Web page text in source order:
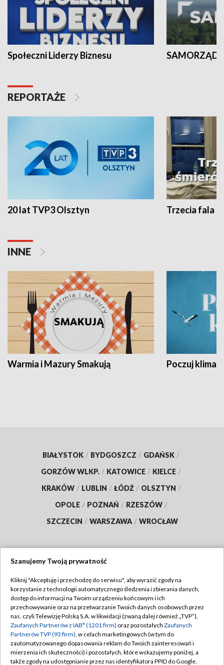
Społeczni Liderzy Biznesu SAMORZĄD
REPORTAŻE
20 lat TVP3 Olsztyn Trzecia fala -
INNE
Warmia i Mazury Smakują Poczuj klimat
BIAŁYSTOK / BYDGOSZCZ / GDAŃSK /
GORZÓW WLKP. / KATOWICE / KIELCE /
KRAKÓW / LUBLIN / ŁÓDŹ / OLSZTYN /
OPOLE / POZNAŃ / RZESZÓW /
SZCZECIN / WARSZAWA / WROCŁAW
TVP
Abonament TVP
Emisja w TVP
Centrum informacji TVP
Naziemna Telewizja Cyfrowa
Regulamin TVP
Polityka prywatności
Moje zgody
Pomoc
Szanujemy Twoją prywatność
Kliknij "Akceptuję i przechodzę do serwisu", aby wyrazić zgody na
korzystanie z technologii automatycznego śledzenia i zbierania danych,
dostęp do informacji na Twoim urządzeniu końcowym i ich
przechowywanie oraz na przetwarzanie Twoich danych osobowych przez
nas, czyli Telewizję Polską S.A. w likwidacji (zwaną dalej również „TVP”),
Zaufanych Partnerów z IAB* (1201 firm) oraz pozostałych Zaufanych
Partnerów TVP (93 firm), w celach marketingowych (w tym do
zautomatyzowanego dopasowania reklam do Twoich zainteresowań i
mierzenia ich skuteczności) i pozostałych, które wskazujemy poniżej, a
także zgody na udostępnianie przez nas identyfikatora PPID do Google.